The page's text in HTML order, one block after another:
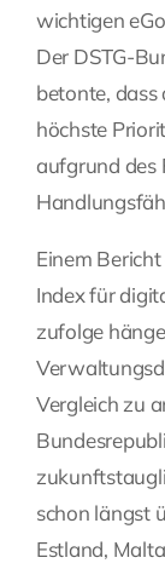
wichtigen
Der DSTG-
betonte, dass
höchste
aufgrund des
Einem
Index für
zufolge
Vergleich zu
schon längst
Estland,